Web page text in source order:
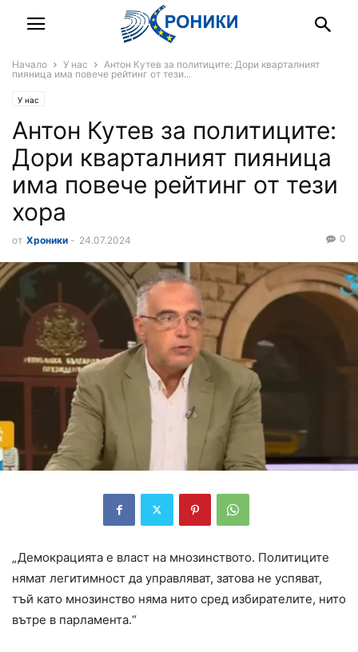
Начало У нас
Антон Кутев за политиците: Дори кварталният
пияница има повече рейтинг от тези...
У нас
Антон Кутев за политиците:
Дори кварталният пияница
има повече рейтинг от тези
хора
от Хроники - 24.07.2024 0
„Демокрацията е власт на мнозинството. Политиците
нямат легитимност да управляват, затова не успяват,
тъй като мнозинство няма нито сред избирателите, нито
вътре в парламента.“